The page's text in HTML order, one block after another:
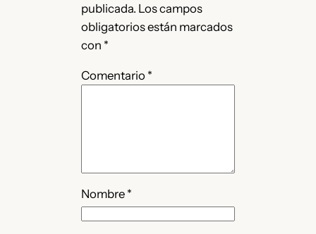
publicada. Los campos
obligatorios están marcados
con *
Comentario *
Nombre *